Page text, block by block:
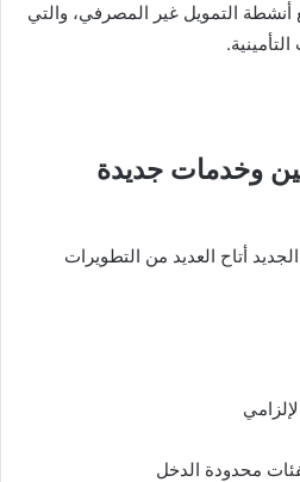
أنشطة التمويل غير المصرفي، والتي
وخدمات جديدة
أتاح العديد من التطويرات
محدودة الدخل